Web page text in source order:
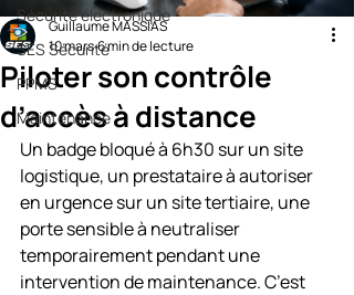
Sécurité électronique
SES Sécurité
PPMS
Maintenance
Piloter son contrôle
d’accès à distance
Guillaume MASSIAS
10 mars6 min de lecture
Un badge bloqué à 6h30 sur un site
logistique, un prestataire à autoriser
en urgence sur un site tertiaire, une
porte sensible à neutraliser
temporairement pendant une
intervention de maintenance. C’est